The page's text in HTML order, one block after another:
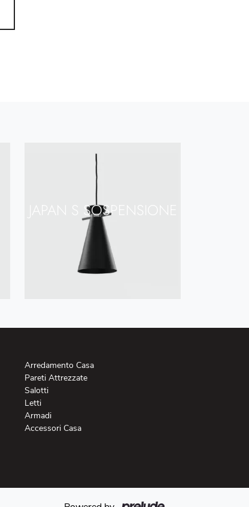
JAPAN S SOSPENSIONE
Arredamento Casa
Pareti Attrezzate
Salotti
Letti
Armadi
Accessori Casa